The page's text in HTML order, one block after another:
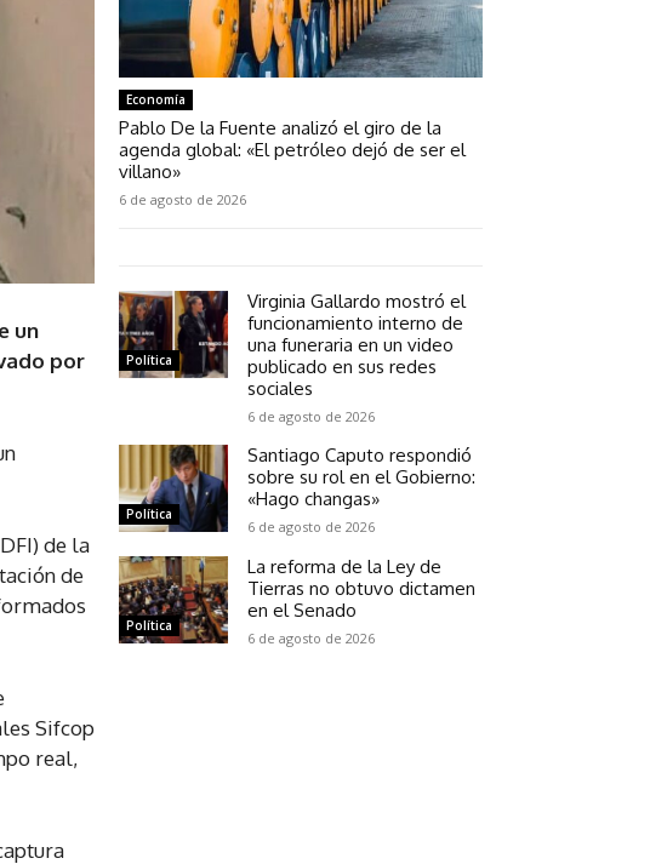
un
por
de la
de
Sifcop
real,
Economía
Pablo De la Fuente analizó el giro de la
agenda global: «El petróleo dejó de ser el
villano»
6 de agosto de 2026
Política
Virginia Gallardo mostró el
funcionamiento interno de
una funeraria en un video
publicado en sus redes
sociales
6 de agosto de 2026
Política
Santiago Caputo respondió
sobre su rol en el Gobierno:
«Hago changas»
6 de agosto de 2026
Política
La reforma de la Ley de
Tierras no obtuvo dictamen
en el Senado
6 de agosto de 2026